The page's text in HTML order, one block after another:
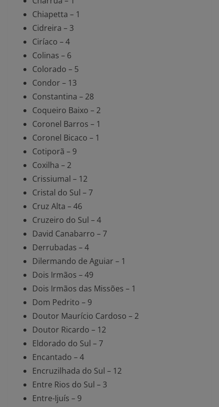
Chiapetta – 1
Cidreira – 3
Ciríaco – 4
Colinas – 6
Colorado – 5
Condor – 13
Constantina – 28
Coqueiro Baixo – 2
Coronel Barros – 1
Coronel Bicaco – 1
Cotiporã – 9
Coxilha – 2
Crissiumal – 12
Cristal do Sul – 7
Cruz Alta – 46
Cruzeiro do Sul – 4
David Canabarro – 7
Derrubadas – 4
Dilermando de Aguiar – 1
Dois Irmãos – 49
Dois Irmãos das Missões – 1
Dom Pedrito – 9
Doutor Maurício Cardoso – 2
Doutor Ricardo – 12
Eldorado do Sul – 7
Encantado – 4
Encruzilhada do Sul – 12
Entre Rios do Sul – 3
Entre-Ijuís – 9